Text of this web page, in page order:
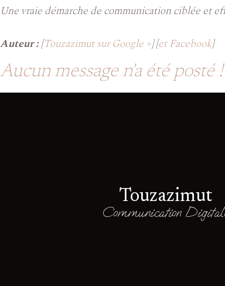
Une vraie démarche de communication ciblée et
Auteur :[Touzazimut sur Google +] [et Facebook]
Aucun message n'a été posté !
Touzazimut
Communication